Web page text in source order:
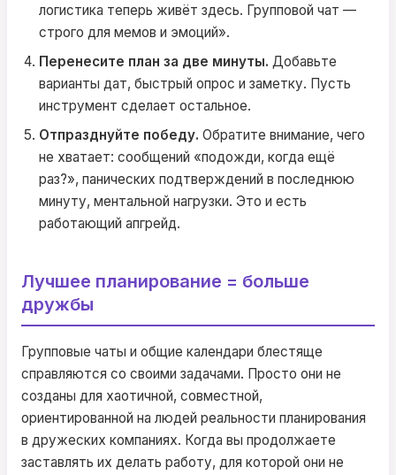
логистика теперь живёт здесь. Групповой чат —
строго для мемов и эмоций».
Перенесите план за две минуты. Добавьте
варианты дат, быстрый опрос и заметку. Пусть
инструмент сделает остальное.
Отпразднуйте победу. Обратите внимание, чего
не хватает: сообщений «подожди, когда ещё
раз?», панических подтверждений в последнюю
минуту, ментальной нагрузки. Это и есть
работающий апгрейд.
Лучшее планирование = больше
дружбы
Групповые чаты и общие календари блестяще
справляются со своими задачами. Просто они не
созданы для хаотичной, совместной,
ориентированной на людей реальности планирования
в дружеских компаниях. Когда вы продолжаете
заставлять их делать работу, для которой они не